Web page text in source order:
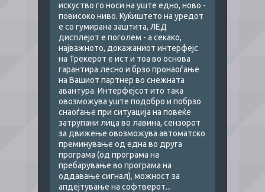
искуство го носи на уште едно, ново -
повисоко ниво. Куќиштето на уредот
е со гумирана заштита, ЛЕД
дисплејот е поголем - а секако,
најважното, докажаниот интерфејс
на Трекерот е ист и тоа во основа
гарантира лесно и брзо пронаоѓање
на Вашиот партнер во снежната
авантура. Интерфејсот ито така
овозможува уште подобро и побрзо
снаоѓање при ситуација на повеќе
затрупани лица во лавина, сензорот
за движење овозможува автоматско
преминување од една во друга
програма (од програма на
пребарување во програма на
оддавање сигнал), можност за
апдејтување на софтверот...